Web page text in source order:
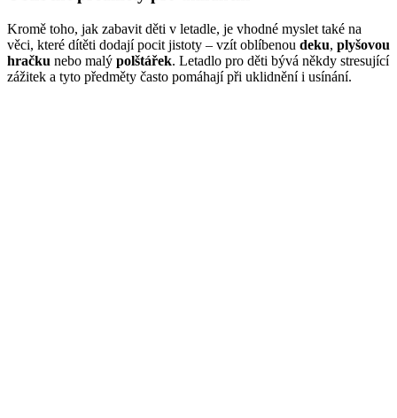
Kromě toho, jak zabavit děti v letadle, je vhodné myslet také na
věci, které dítěti dodají pocit jistoty – vzít oblíbenou deku, plyšovou
hračku nebo malý polštářek. Letadlo pro děti bývá někdy stresující
zážitek a tyto předměty často pomáhají při uklidnění i usínání.